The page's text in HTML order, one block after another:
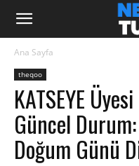
Ana Sayfa
theqoo
KATSEYE
Güncel
Doğum Günü